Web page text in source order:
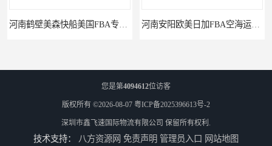
河南鹤壁美森快船美国FBA专线海运国际物流双清包税 河南安阳欧美日加FBA空海运入仓DHL快递代理当日提取
您是第4094612位访客
版权所有 ©2026-08-07 粤ICP备2025396613号-2
深圳市鑫飞速国际物流有限公司 保留所有权利.
技术支持： 八方资源网 免责声明 管理员入口 网站地图